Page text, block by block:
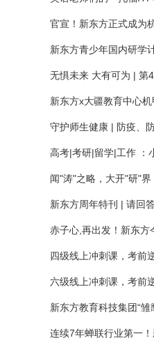
官宣！新东方正式成为
新东方青少年国内研学
无惧未来 大有可为 | 第
新东方x大疆教育中心
守护师生健康 | 防疫、
高考|考研|留学|工作 ：
闻"涛"之略，大开"研"界
新东方周年特刊 | 请回
赤子心,再出发！新东方
四级线上冲刺课，考前
六级线上冲刺课，考前
新东方教育科技集团“雏
连续7年蝉联行业第一